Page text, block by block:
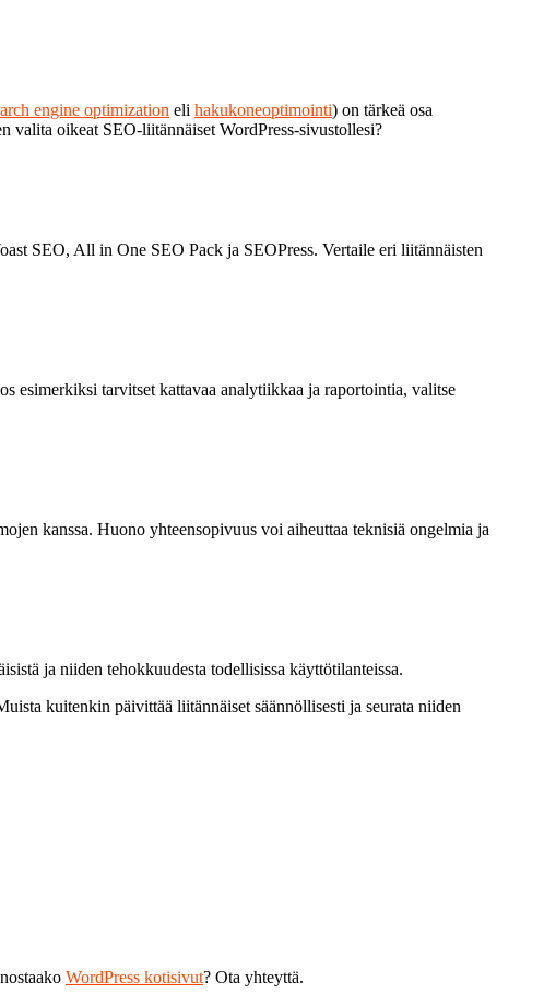
engine optimization eli hakukoneoptimointi) on tärkeä osa
valita oikeat SEO-liitännäiset WordPress-sivustollesi?
SEO, All in One SEO Pack ja SEOPress. Vertaile eri liitännäisten
esimerkiksi tarvitset kattavaa analytiikkaa ja raportointia, valitse
kanssa. Huono yhteensopivuus voi aiheuttaa teknisiä ongelmia ja
ja niiden tehokkuudesta todellisissa käyttötilanteissa.
kuitenkin päivittää liitännäiset säännöllisesti ja seurata niiden
WordPress kotisivut? Ota yhteyttä.